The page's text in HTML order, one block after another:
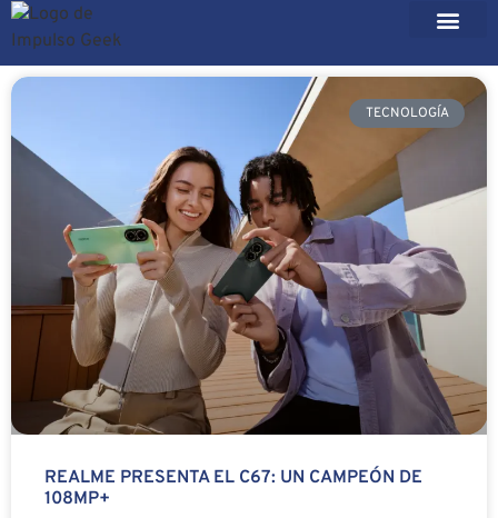
TECNOLOGÍA
REALME PRESENTA EL C67: UN CAMPEÓN DE
108MP+